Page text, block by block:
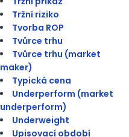
Tržní riziko
Tvorba ROP
Tvůrce trhu
Tvůrce trhu (market
maker)
Typická cena
Underperform (market
underperform)
Underweight
Upisovací období